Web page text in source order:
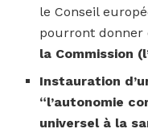
le Conseil
pourront donner
la Commission
Instauration
“l’autonomie
universel à la